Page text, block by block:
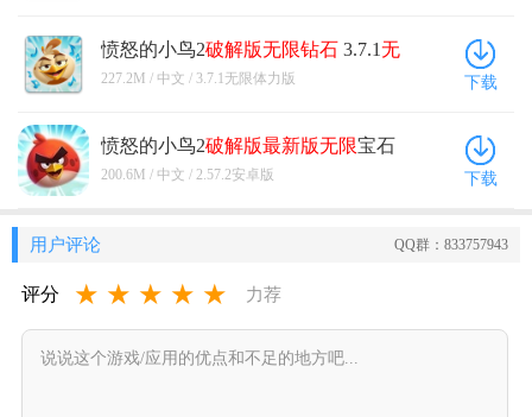
愤怒的小鸟2破解版无限钻石 3.7.1无
限体力版
227.2M / 中文 / 3.7.1无限体力版 下载
愤怒的小鸟2破解版最新版无限宝石
黑珍珠2021 2.57.2安卓版
200.6M / 中文 / 2.57.2安卓版 下载
用户评论 QQ群：833757943
评分 ★ ★ ★ ★ ★ 力荐